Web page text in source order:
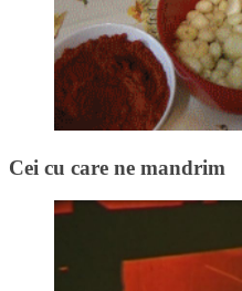
Cei cu care ne mandrim